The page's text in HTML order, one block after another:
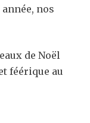
nos
de Noël
féérique au